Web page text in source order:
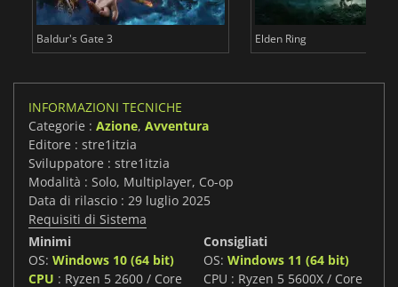
Baldur's Gate 3 Elden Ring
INFORMAZIONI TECNICHE
Categorie : Azione, Avventura
Editore : stre1itzia
Sviluppatore : stre1itzia
Modalità : Solo, Multiplayer, Co-op
Data di rilascio : 29 luglio 2025
Requisiti di Sistema
Minimi
OS: Windows 10 (64 bit)
CPU : Ryzen 5 2600 / Core
Consigliati
OS: Windows 11 (64 bit)
CPU : Ryzen 5 5600X / Core